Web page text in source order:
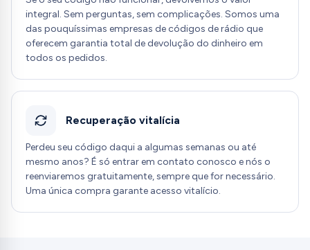
integral. Sem perguntas, sem complicações. Somos uma
das pouquíssimas empresas de códigos de rádio que
oferecem garantia total de devolução do dinheiro em
todos os pedidos.
Recuperação vitalícia
Perdeu seu código daqui a algumas semanas ou até
mesmo anos? É só entrar em contato conosco e nós o
reenviaremos gratuitamente, sempre que for necessário.
Uma única compra garante acesso vitalício.